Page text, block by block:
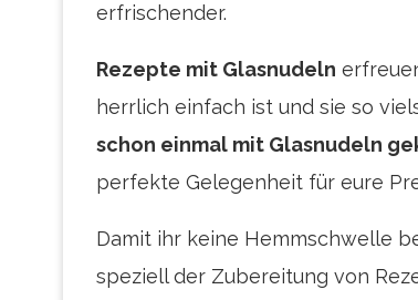
erfrischender.
Rezepte mit Glasnudeln
herrlich einfach ist und sie so
schon einmal mit Glasnudeln
perfekte Gelegenheit für eure
Damit ihr keine Hemmschwelle
speziell der Zubereitung von